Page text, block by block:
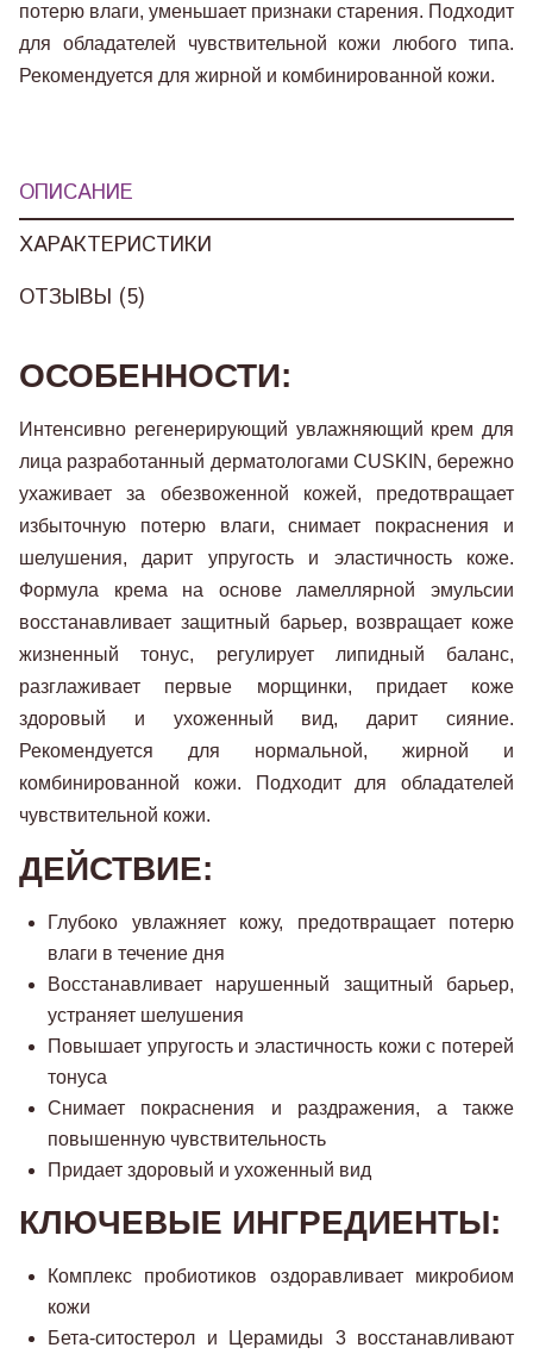
потерю влаги, уменьшает признаки старения. Подходит
для обладателей чувствительной кожи любого типа.
Рекомендуется для жирной и комбинированной кожи.
ОПИСАНИЕ
ХАРАКТЕРИСТИКИ
ОТЗЫВЫ (5)
ОСОБЕННОСТИ:
Интенсивно регенерирующий увлажняющий крем для
лица разработанный дерматологами CUSKIN, бережно
ухаживает за обезвоженной кожей, предотвращает
избыточную потерю влаги, снимает покраснения и
шелушения, дарит упругость и эластичность коже.
Формула крема на основе ламеллярной эмульсии
восстанавливает защитный барьер, возвращает коже
жизненный тонус, регулирует липидный баланс,
разглаживает первые морщинки, придает коже
здоровый и ухоженный вид, дарит сияние.
Рекомендуется для нормальной, жирной и
комбинированной кожи. Подходит для обладателей
чувствительной кожи.
ДЕЙСТВИЕ:
Глубоко увлажняет кожу, предотвращает потерю
влаги в течение дня
Восстанавливает нарушенный защитный барьер,
устраняет шелушения
Повышает упругость и эластичность кожи с потерей
тонуса
Снимает покраснения и раздражения, а также
повышенную чувствительность
Придает здоровый и ухоженный вид
КЛЮЧЕВЫЕ ИНГРЕДИЕНТЫ:
Комплекс пробиотиков оздоравливает микробиом
кожи
Бета-ситостерол и Церамиды 3 восстанавливают